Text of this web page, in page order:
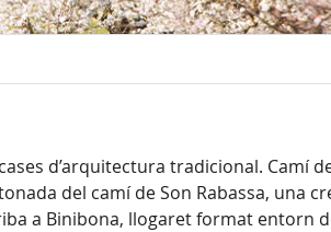
d’arquitectura tradicional. Camí
del camí de Son Rabassa, una
a Binibona, llogaret format entorn